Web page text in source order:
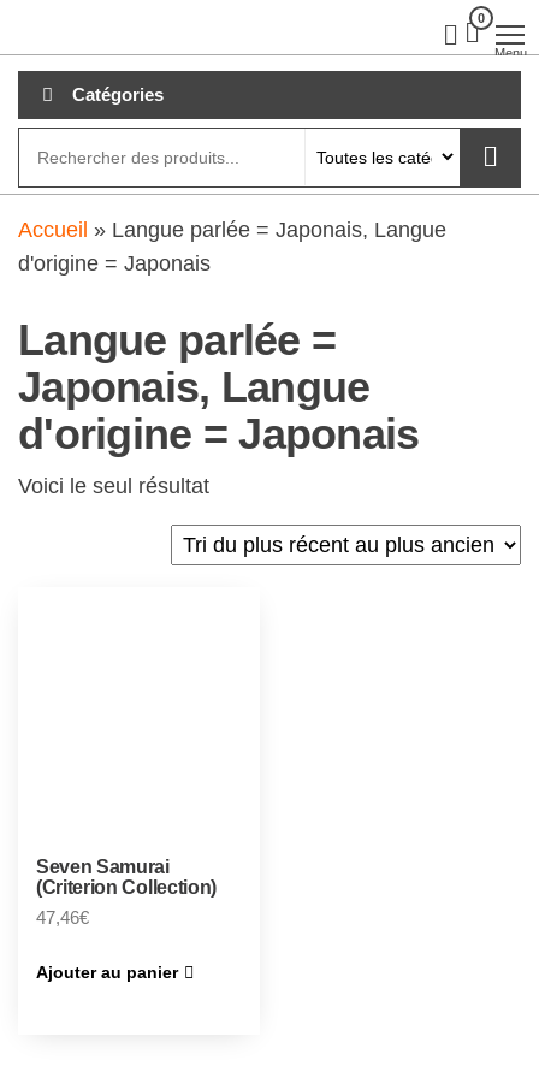
au
contenu
0
Menu
Catégories
Accueil » Langue parlée = Japonais, Langue
d'origine = Japonais
Langue parlée =
Japonais, Langue
d'origine = Japonais
Voici le seul résultat
Seven Samurai
(Criterion Collection)
47,46€
Ajouter au panier